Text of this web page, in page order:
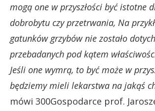
mogą one w przyszłości być istotne
dobrobytu czy przetrwania, Na
gatunków grzybów nie zostało
przebadanych pod kątem
Jeśli one wymrą, to być może w
będziemy mieli lekarstwa na jakąś
mówi 300Gospodarce prof.